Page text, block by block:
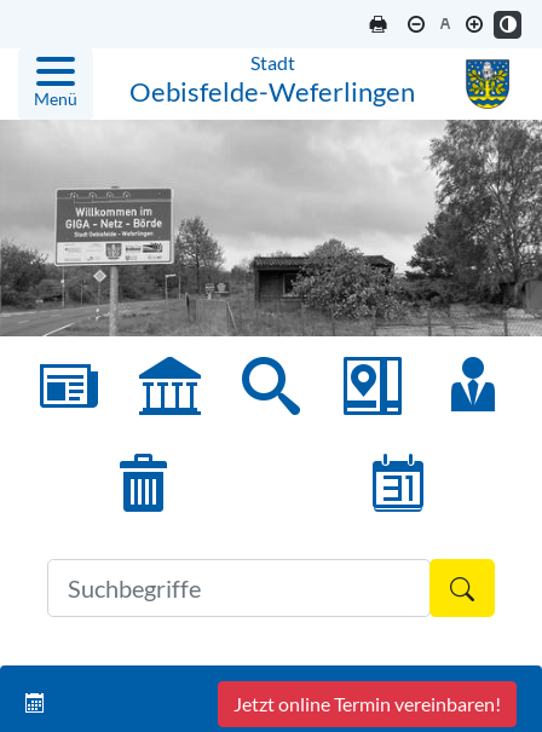
Menü
Stadt
Oebisfelde-Weferlingen
Jetzt online Termin vereinbaren!